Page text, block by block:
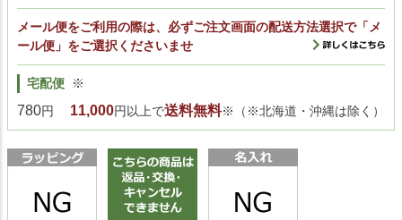
メール便をご利用の際は、必ずご注文画面の配送方法選択で「メ
ール便」をご選択くださいませ
宅配便
780円
※
11,000円以上で送料無料※（※北海道・沖縄は除く）